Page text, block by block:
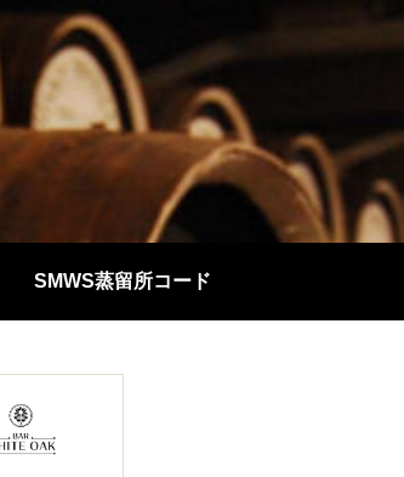
SMWS蒸留所コード